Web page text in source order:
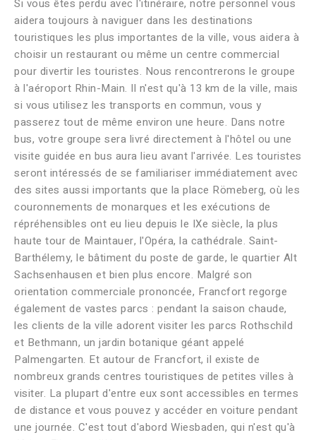
Si vous êtes perdu avec l'itinéraire, notre personnel vous
aidera toujours à naviguer dans les destinations
touristiques les plus importantes de la ville, vous aidera à
choisir un restaurant ou même un centre commercial
pour divertir les touristes. Nous rencontrerons le groupe
à l'aéroport Rhin-Main. Il n'est qu'à 13 km de la ville, mais
si vous utilisez les transports en commun, vous y
passerez tout de même environ une heure. Dans notre
bus, votre groupe sera livré directement à l'hôtel ou une
visite guidée en bus aura lieu avant l'arrivée. Les touristes
seront intéressés de se familiariser immédiatement avec
des sites aussi importants que la place Römeberg, où les
couronnements de monarques et les exécutions de
répréhensibles ont eu lieu depuis le IXe siècle, la plus
haute tour de Maintauer, l'Opéra, la cathédrale. Saint-
Barthélemy, le bâtiment du poste de garde, le quartier Alt
Sachsenhausen et bien plus encore. Malgré son
orientation commerciale prononcée, Francfort regorge
également de vastes parcs : pendant la saison chaude,
les clients de la ville adorent visiter les parcs Rothschild
et Bethmann, un jardin botanique géant appelé
Palmengarten. Et autour de Francfort, il existe de
nombreux grands centres touristiques de petites villes à
visiter. La plupart d'entre eux sont accessibles en termes
de distance et vous pouvez y accéder en voiture pendant
une journée. C'est tout d'abord Wiesbaden, qui n'est qu'à